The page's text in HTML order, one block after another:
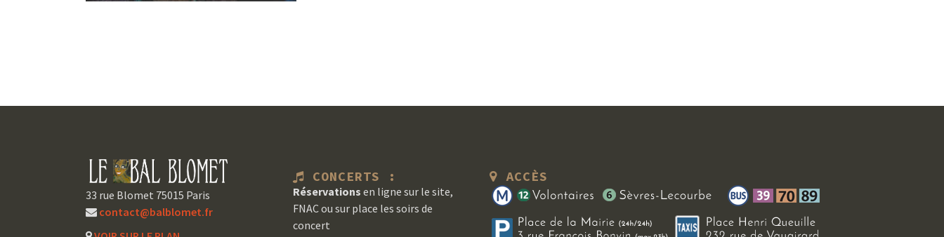
33 rue Blomet 75015 Paris
contact@balblomet.fr
CONCERTS :
Réservations en ligne sur le site,
FNAC ou sur place les soirs de
concert
ACCÈS